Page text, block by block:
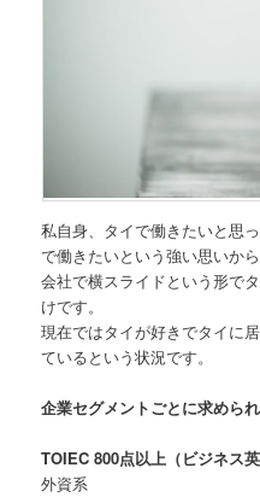
私自身、タイで働きたいと思
で働きたいという強い思いか
会社で横スライドという形で
けです。
現在ではタイが好きでタイに
ているという状況です。
企業セグメントごとに求めら
TOIEC 800点以上（ビジネス英
外資系